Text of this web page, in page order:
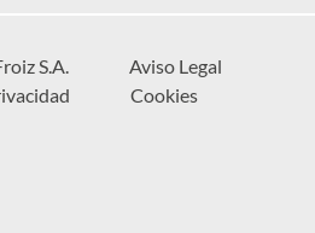
S.A.
Aviso Legal
Cookies